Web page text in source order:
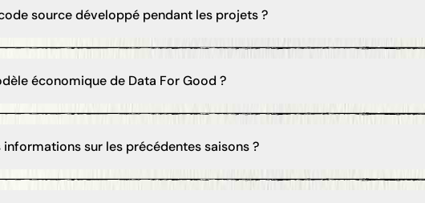
source développé pendant les projets ?
économique de Data For Good ?
sur les précédentes saisons ?